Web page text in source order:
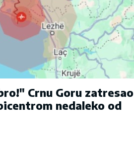
Crnu Goru zatresao
nedaleko od